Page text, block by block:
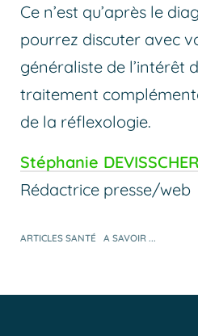
Ce n’est qu’après le
pourrez discuter avec
généraliste de l’intérêt
traitement
de la réflexologie.
Stéphanie DEVISSCHER
Rédactrice presse/web
ARTICLES SANTÉ A SAVOIR ...